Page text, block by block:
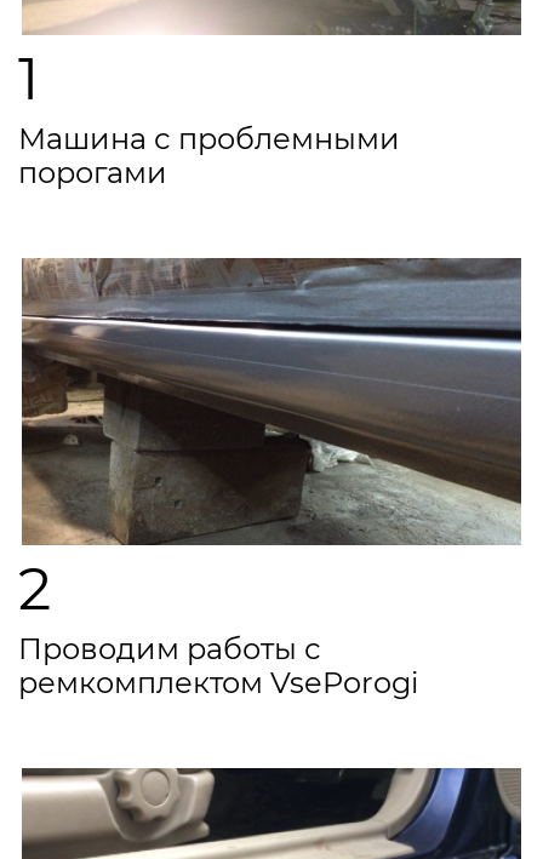
1
Машина с проблемными
порогами
2
Проводим работы с
ремкомплектом VsePorogi